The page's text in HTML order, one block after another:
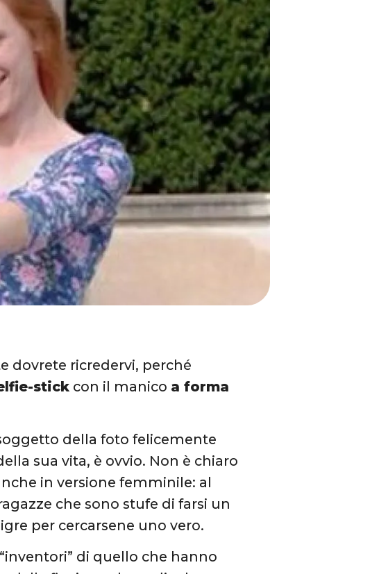
dovrete ricredervi, perché
stick con il manico a forma
della foto felicemente
sua vita, è ovvio. Non è chiaro
in versione femminile: al
che sono stufe di farsi un
per cercarsene uno vero.
di quello che hanno